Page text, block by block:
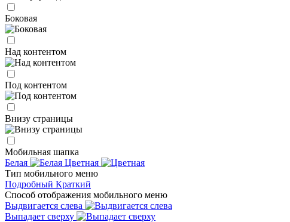
Боковая
Над контентом
Под контентом
Внизу страницы
Мобильная шапка
Белая
Цветная
Тип мобильного меню
Подробный Краткий
Способ отображения мобильного меню
Выдвигается слева
Выпадает сверху